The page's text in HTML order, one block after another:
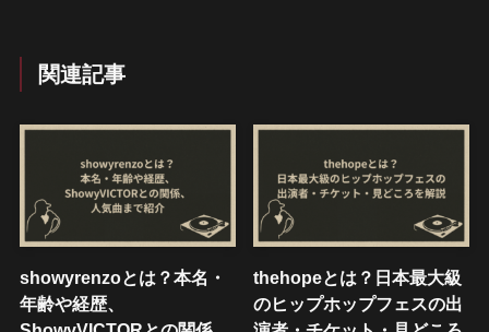
関連記事
showyrenzoとは？本名・
年齢や経歴、
thehopeとは？日本最大級
のヒップホップフェスの出